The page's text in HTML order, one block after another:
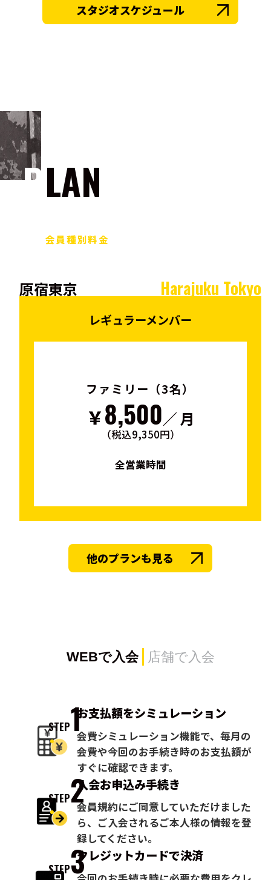
スタジオスケジュール
PLAN
会員種別料金
原宿東京 Harajuku Tokyo
レギュラーメンバー
ファミリー（3名）
￥8,500／ 月
（税込9,350円）
全営業時間
他のプランも見る
WEBで入会 店舗で入会
STEP1お支払額をシミュレーション
会費シミュレーション機能で、毎月の
会費や今回のお手続き時のお支払額が
すぐに確認できます。
STEP2入会お申込み手続き
会員規約にご同意していただけました
ら、ご入会されるご本人様の情報を登
録してください。
STEP3クレジットカードで決済